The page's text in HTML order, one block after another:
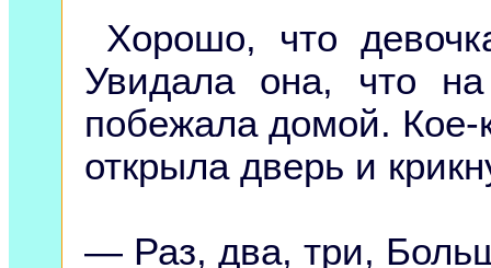
Хорошо, что
Увидала она, что
побежала домой. Кое-
открыла дверь и
— Раз, два, три,